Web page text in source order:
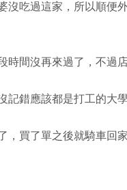
沒吃過這家，所以順便
時間沒再來過了，不過
記錯應該都是打工的大
，買了單之後就騎車回